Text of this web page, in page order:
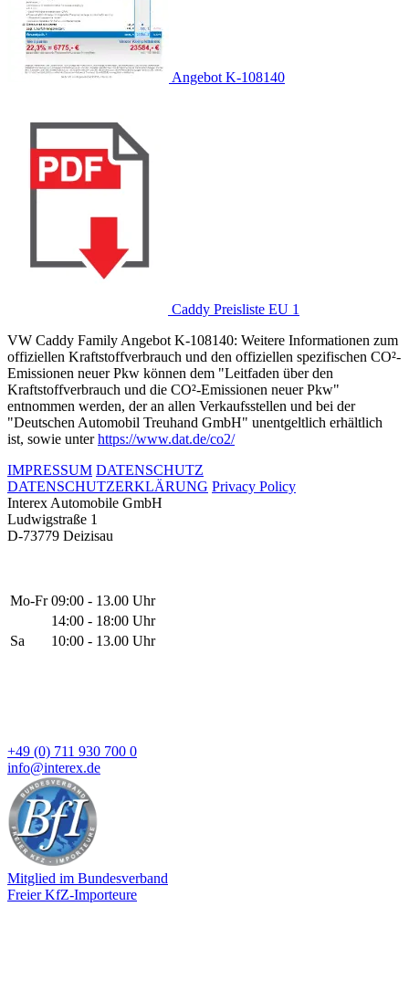
Angebot K-108140
Caddy Preisliste EU 1
VW Caddy Family Angebot K-108140: Weitere Informationen zum
offiziellen Kraftstoffverbrauch und den offiziellen spezifischen CO²-
Emissionen neuer Pkw können dem "Leitfaden über den
Kraftstoffverbrauch und die CO²-Emissionen neuer Pkw"
entnommen werden, der an allen Verkaufsstellen und bei der
"Deutschen Automobil Treuhand GmbH" unentgeltlich erhältlich
ist, sowie unterhttps://www.dat.de/co2/
IMPRESSUM DATENSCHUTZ
DATENSCHUTZERKLÄRUNG Privacy Policy
Interex Automobile GmbH
Ludwigstraße 1
D-73779 Deizisau
Mo-Fr 09:00 - 13.00 Uhr
14:00 - 18:00 Uhr
Sa
10:00 - 13.00 Uhr
+49 (0) 711 930 700 0
info@interex.de
Mitglied im Bundesverband
Freier KfZ-Importeure